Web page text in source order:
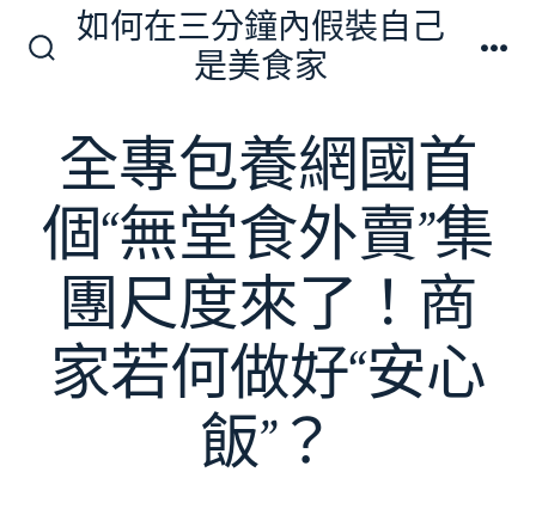
換
開
關
如何在三分鐘內假裝自己
是美食家
全專包養網國首
個“無堂食外賣”集
團尺度來了！商
家若何做好“安心
飯”？